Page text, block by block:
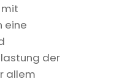
eine
der
allem